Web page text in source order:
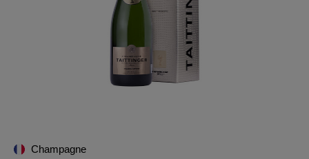
Champagne